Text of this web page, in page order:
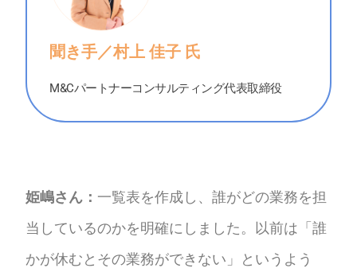
聞き手／村上 佳子 氏
M&Cパートナーコンサルティング代表取締役
姫嶋さん： 一覧表を作成し、誰がどの業務を担
当しているのかを明確にしました。以前は「誰
かが休むとその業務ができない」というよう